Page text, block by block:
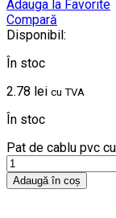
Adauga la Favorite
Compară
Disponibil:
În stoc
2.78 lei cu TVA
În stoc
Pat de cablu pvc
Adaugă în coș